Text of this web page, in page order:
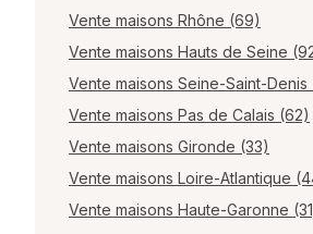
Vente maisons Rhône (69)
Vente maisons Hauts de Seine
Vente maisons Seine-Saint-Denis
Vente maisons Pas de Calais (62)
Vente maisons Gironde (33)
Vente maisons Loire-Atlantique
Vente maisons Haute-Garonne